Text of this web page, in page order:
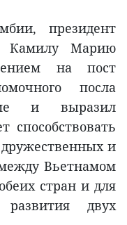
президент
Камилу Марию
на пост
посла
и выразил
способствовать
и
Вьетнамом
стран и для
двух